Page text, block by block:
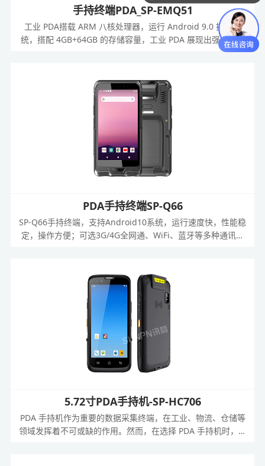
手持终端PDA_SP-EMQ51
工业 PDA搭载 ARM 八核处理器，运行 Android 9.0 操作系
统，搭配 4GB+64GB 的存储容量，工业 PDA 展现出强大的运
算与数据处理能力。当面对海量的生产数据时，如生产线上的实
标数据等，PDA能够迅速启动数据处理程序，多任务并行处理，
高效分析与整合数据。无论是复杂的生产计划排程运算，还是快
速的质量数据统计分析，PDA都能在瞬间完成，大大缩短了数据
处理的时间周期，使生产决策能够基于最新、最准确的数据及时
做出，有效提升工厂的生产效率与管理精度。
PDA手持终端SP-Q66
SP-Q66手持终端，支持Android10系统，运行速度快，性能稳
定，操作方便；可选3G/4G全网通、WiFi、蓝牙等多种通讯方
5.72寸PDA手持机-SP-HC706
PDA 手持机作为重要的数据采集终端，在工业、物流、仓储等
领域发挥着不可或缺的作用。然而，在选择 PDA 手持机时，用